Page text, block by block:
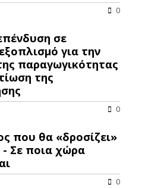
0
σε
για την
παραγωγικότητας
της
0
που θα «δροσίζει»
- Σε ποια χώρα
0